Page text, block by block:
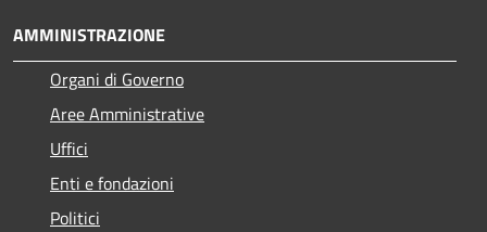
AMMINISTRAZIONE
Organi di Governo
Aree Amministrative
Uffici
Enti e fondazioni
Politici